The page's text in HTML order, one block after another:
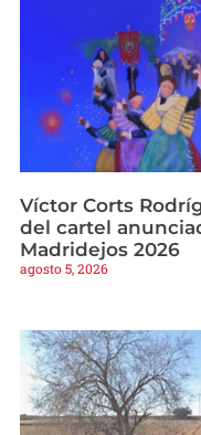
Víctor Corts
del cartel
Madridejos 2026
agosto 5, 2026